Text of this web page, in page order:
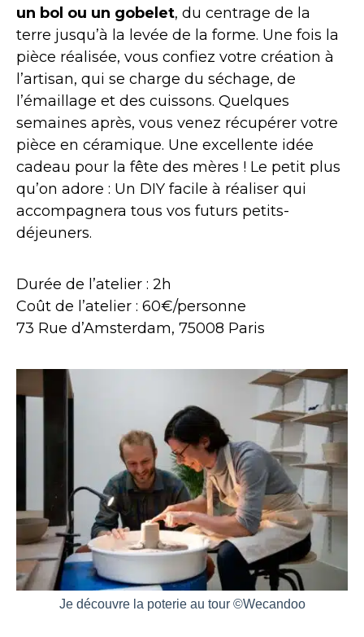
un bol ou un gobelet, du centrage de la
terre jusqu’à la levée de la forme. Une fois la
pièce réalisée, vous confiez votre création à
l’artisan, qui se charge du séchage, de
l’émaillage et des cuissons. Quelques
semaines après, vous venez récupérer votre
pièce en céramique. Une excellente idée
cadeau pour la fête des mères ! Le petit plus
qu’on adore : Un DIY facile à réaliser qui
accompagnera tous vos futurs petits-
déjeuners.
Durée de l’atelier : 2h
Coût de l’atelier : 60€/personne
73 Rue d’Amsterdam, 75008 Paris
Je découvre la poterie au tour ©Wecandoo